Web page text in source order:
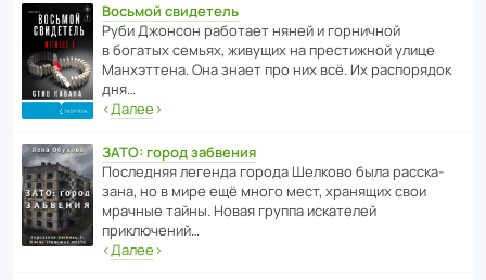
Восьмой свидетель
Руби Джонсон рабо­тает няней и горни­чной
в богатых семьях, живущих на прес­ти­жной улице
Манх­эт­тена. Она знает про них всё. Их распо­рядок
дня…
‹Далее›
ЗАТО: город забвения
После­дняя легенда города Шелково была расска­
зана, но в мире ещё много мест, хранящих свои
мрачные тайны. Новая группа иска­телей
приключений…
‹Далее›